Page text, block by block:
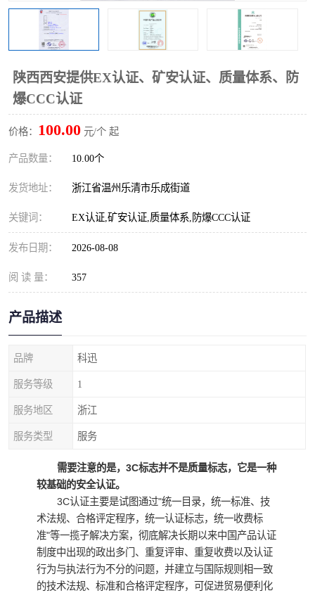
陕西西安提供EX认证、矿安认证、质量体系、防
爆CCC认证
价格： 100.00 元/个 起
产品数量： 10.00个
发货地址： 浙江省温州乐清市乐成街道
关键词： EX认证,矿安认证,质量体系,防爆CCC认证
发布日期： 2026-08-08
阅 读 量： 357
产品描述
品牌 科迅
服务等级 1
服务地区 浙江
服务类型 服务
需要注意的是，3C标志并不是质量标志，它是一种
较基础的安全认证。
3C认证主要是试图通过"统一目录，统一标准、技
术法规、合格评定程序，统一认证标志，统一收费标
准"等一揽子解决方案，彻底解决长期以来中国产品认证
制度中出现的政出多门、重复评审、重复收费以及认证
行为与执法行为不分的问题，并建立与国际规则相一致
的技术法规、标准和合格评定程序，可促进贸易便利化